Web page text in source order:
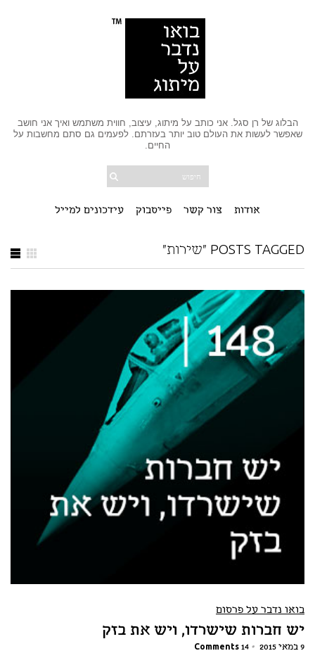
הבלוג של רן סגל. אני כותב על מיתוג, עיצוב, חווית משתמש ואיך אני חושב
שאפשר לעשות את העולם טוב יותר בעזרתם. לפעמים גם סתם מחשבות על
החיים.
אודות צור קשר פייסבוק עידכונים למייל
POSTS TAGGED "שירות"
בואו נדבר על פרסום
יש חברות שישרדו, ויש את בזק
9 במאי 2015 •
14 Comments